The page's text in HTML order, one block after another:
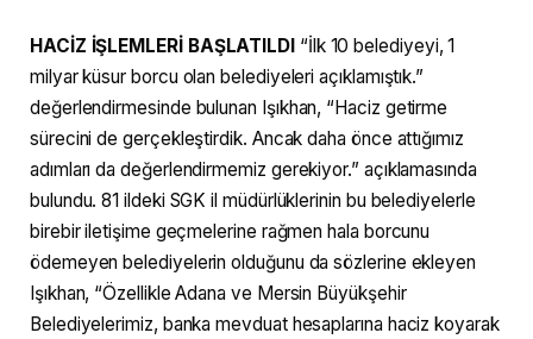
HACİZ İŞLEMLERİ BAŞLATILDI “İlk 10 belediyeyi, 1
milyar küsur borcu olan belediyeleri açıklamıştık.”
değerlendirmesinde bulunan Işıkhan, “Haciz getirme
sürecini de gerçekleştirdik. Ancak daha önce attığımız
adımları da değerlendirmemiz gerekiyor.” açıklamasında
bulundu. 81 ildeki SGK il müdürlüklerinin bu belediyelerle
birebir iletişime geçmelerine rağmen hala borcunu
ödemeyen belediyelerin olduğunu da sözlerine ekleyen
Işıkhan, “Özellikle Adana ve Mersin Büyükşehir
Belediyelerimiz, banka mevduat hesaplarına haciz koyarak